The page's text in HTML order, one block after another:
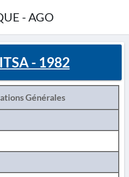
- AGO
- 1982
Générales